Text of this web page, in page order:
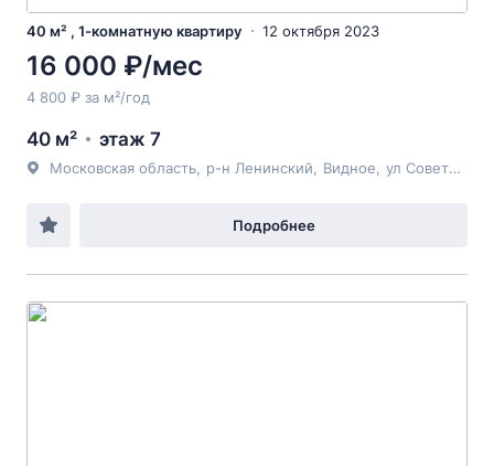
40 м² , 1-комнатную квартиру 12 октября 2023
16 000 ₽/мес
4 800 ₽ за м²/год
40 м² этаж 7
Московская область р-н Ленинский Видное ул Советская
Подробнее